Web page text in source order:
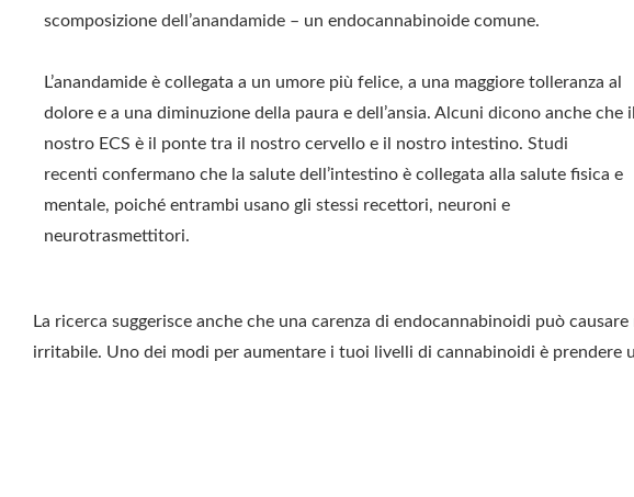
scomposizione dell’anandamide – un endocannabinoide comune.
L’anandamide è collegata a un umore più felice, a una maggiore tolleranza al
dolore e a una diminuzione della paura e dell’ansia. Alcuni dicono anche che il
nostro ECS è il ponte tra il nostro cervello e il nostro intestino. Studi
recenti confermano che la salute dell’intestino è collegata alla salute fisica e
mentale, poiché entrambi usano gli stessi recettori, neuroni e
neurotrasmettitori.
La ricerca suggerisce anche che una carenza di endocannabinoidi può
irritabile. Uno dei modi per aumentare i tuoi livelli di cannabinoidi è prendere